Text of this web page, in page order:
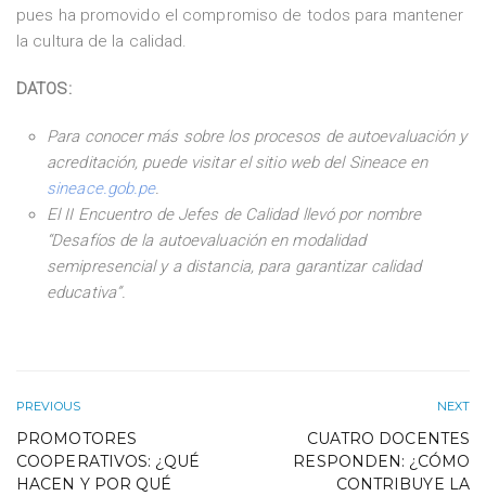
pues ha promovido el compromiso de todos para mantener
la cultura de la calidad.
DATOS:
Para conocer más sobre los procesos de autoevaluación y
acreditación, puede visitar el sitio web del Sineace en
sineace.gob.pe.
El II Encuentro de Jefes de Calidad llevó por nombre
“Desafíos de la autoevaluación en modalidad
semipresencial y a distancia, para garantizar calidad
educativa”.
PREVIOUS
PROMOTORES
COOPERATIVOS: ¿QUÉ
HACEN Y POR QUÉ
NEXT
CUATRO DOCENTES
RESPONDEN: ¿CÓMO
CONTRIBUYE LA